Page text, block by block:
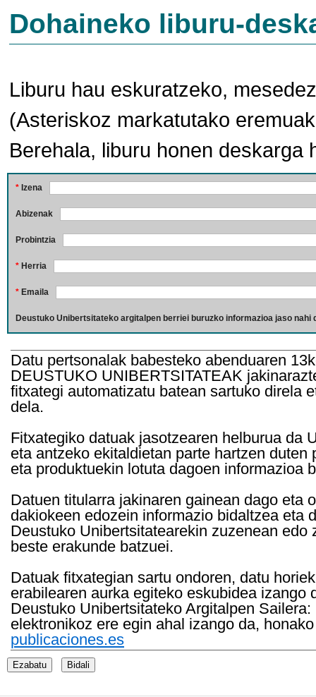
Dohaineko liburu-
Liburu hau eskuratzeko,
(Asteriskoz markatutako
Berehala, liburu honen deskarga
* Izena
Abizenak
Probintzia
* Herria
* Emaila
Deustuko Unibertsitateko argitalpen berriei buruzko informazioa jaso nahi
Datu pertsonalak babesteko abenduaren
DEUSTUKO UNIBERTSITATEAK
fitxategi automatizatu batean sartuko direla
dela.
Fitxategiko datuak jasotzearen helburua da
eta antzeko ekitaldietan parte hartzen
eta produktuekin lotuta dagoen informazioa
Datuen titularra jakinaren gainean dago eta
dakiokeen edozein informazio bidaltzea eta
Deustuko Unibertsitatearekin zuzenean
beste erakunde batzuei.
Datuak fitxategian sartu ondoren, datu
erabilearen aurka egiteko eskubidea
Deustuko Unibertsitateko Argitalpen
elektronikoz ere egin ahal izango da,
publicaciones.es
Ezabatu Bidali